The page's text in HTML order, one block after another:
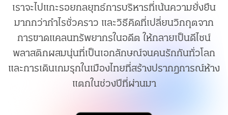
เราจะไปแกะรอยกลยุทธ์การบริหารที่เน้นความยั่งยืน
มากกว่ากำไรชั่วคราว และวิธีคิดที่เปลี่ยนวิกฤตจาก
การขาดแคลนทรัพยากรในอดีต ให้กลายเป็นดีไซน์
พลาสติกผสมนุ่นที่เป็นเอกลักษณ์จนคนรักกันทั่วโลก
และการเดินเกมรุกในเมืองไทยที่สร้างปรากฏการณ์ห้าง
แตกในช่วงปีที่ผ่านมา